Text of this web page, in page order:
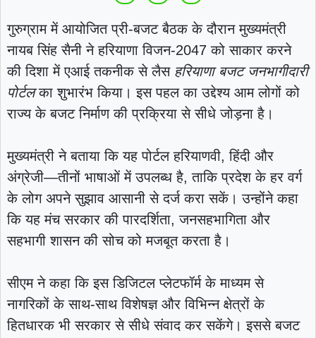
गुरुग्राम में आयोजित प्री-बजट बैठक के दौरान मुख्यमंत्री
नायब सिंह सैनी ने हरियाणा विजन-2047 को साकार करने
की दिशा में एआई तकनीक से लैस हरियाणा बजट जनभागीदारी
पोर्टलका शुभारंभ किया। इस पहल का उद्देश्य आम लोगों को
राज्य के बजट निर्माण की प्रक्रिया से सीधे जोड़ना है।
मुख्यमंत्री ने बताया कि यह पोर्टल हरियाणवी, हिंदी और
अंग्रेजी—तीनों भाषाओं में उपलब्ध है, ताकि प्रदेश के हर वर्ग
के लोग अपने सुझाव आसानी से दर्ज करा सकें। उन्होंने कहा
कि यह मंच सरकार की पारदर्शिता, जनसहभागिता और
सहभागी शासन की सोच को मजबूत करता है।
सीएम ने कहा कि इस डिजिटल प्लेटफॉर्म के माध्यम से
नागरिकों के साथ-साथ विशेषज्ञ और विभिन्न क्षेत्रों के
हितधारक भी सरकार से सीधे संवाद कर सकेंगे। इससे बजट